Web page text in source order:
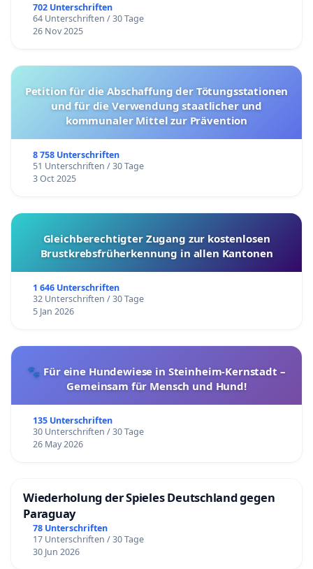
702 Unterschriften
64 Unterschriften / 30 Tage
26 Nov 2025
Petition für die Abschaffung der Tötungsstationen
und für die Verwendung staatlicher und
kommunaler Mittel zur Prävention
8 758 Unterschriften
51 Unterschriften / 30 Tage
3 Oct 2025
Gleichberechtigter Zugang zur kostenlosen
Brustkrebsfrüherkennung in allen Kantonen
1 646 Unterschriften
32 Unterschriften / 30 Tage
5 Jan 2026
🐾 Für eine Hundewiese in Steinheim-Kernstadt –
Gemeinsam für Mensch und Hund!
135 Unterschriften
30 Unterschriften / 30 Tage
26 May 2026
Wiederholung der Spieles Deutschland gegen
Paraguay
78 Unterschriften
17 Unterschriften / 30 Tage
30 Jun 2026